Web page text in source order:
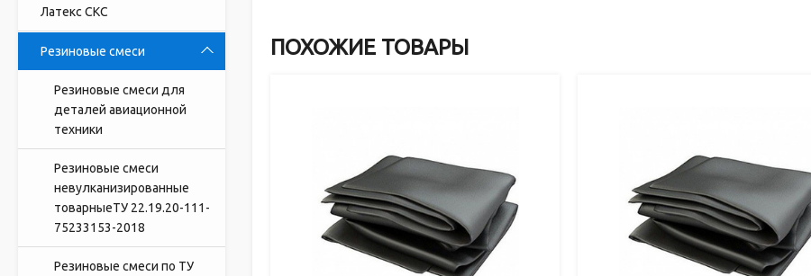
Латекс СКС
Резиновые смеси
Резиновые смеси для
деталей авиационной
техники
Резиновые смеси
невулканизированные
товарныеТУ 22.19.20-111-
75233153-2018
Резиновые смеси по ТУ
ПОХОЖИЕ ТОВАРЫ